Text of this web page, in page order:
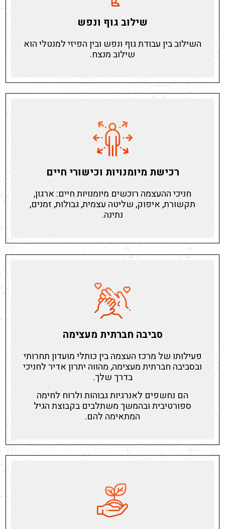
שילוב גוף ונפש
השילוב בין עבודת גוף ונפש ובין הפיזי למנטלי הוא
שילוב מנצח.
רכישת מיומנויות וכישורי חיים
חניכי ההעצמה רוכשים מיומנויות חיים: ארגון,
תקשורת, איפוק, שליטה עצמית, גבולות, זמנים,
נתינה.
סביבה חברתית מעצימה
פעילותו של מרכז העצמה בין כותלי מועדון תחרותי
ובסביבה חברתית מעצימה, מהווה יתרון אדיר לחניכי
בדרך שלך.
הם נחשפים לאנרגיות גבוהות ולרוח לחימה
ספורטיבית ובהמשך משתלבים בקבוצת הגיל
המתאימה להם.